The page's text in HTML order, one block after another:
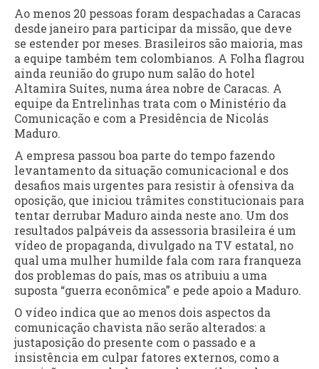
Ao menos 20 pessoas foram despachadas a Caracas
desde janeiro para participar da missão, que deve
se estender por meses. Brasileiros são maioria, mas
a equipe também tem colombianos. A Folha flagrou
ainda reunião do grupo num salão do hotel
Altamira Suítes, numa área nobre de Caracas. A
equipe da Entrelinhas trata com o Ministério da
Comunicação e com a Presidência de Nicolás
Maduro.
A empresa passou boa parte do tempo fazendo
levantamento da situação comunicacional e dos
desafios mais urgentes para resistir à ofensiva da
oposição, que iniciou trâmites constitucionais para
tentar derrubar Maduro ainda neste ano. Um dos
resultados palpáveis da assessoria brasileira é um
vídeo de propaganda, divulgado na TV estatal, no
qual uma mulher humilde fala com rara franqueza
dos problemas do país, mas os atribuiu a uma
suposta “guerra econômica” e pede apoio a Maduro.
O vídeo indica que ao menos dois aspectos da
comunicação chavista não serão alterados: a
justaposição do presente com o passado e a
insistência em culpar fatores externos, como a